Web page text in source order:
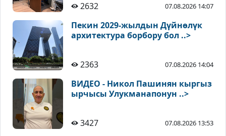
2632 07.08.2026 14:07
Пекин 2029-жылдын Дүйнөлүк
архитектура борбору бол ..>
2363 07.08.2026 14:04
ВИДЕО - Никол Пашинян кыргыз
ырчысы Улукманапонун ..>
3427 07.08.2026 13:53